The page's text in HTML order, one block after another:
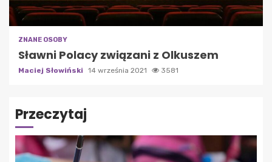
ZNANE OSOBY
Sławni Polacy związani z Olkuszem
Maciej Słowiński 14 września 2021 3581
Przeczytaj